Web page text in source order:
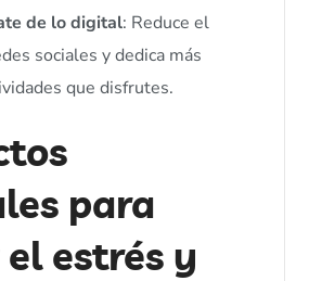
de lo digital: Reduce el
sociales y dedica más
que disfrutes.
para
estrés y